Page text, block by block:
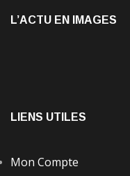
L’ACTU EN IMAGES
LIENS UTILES
Mon Compte